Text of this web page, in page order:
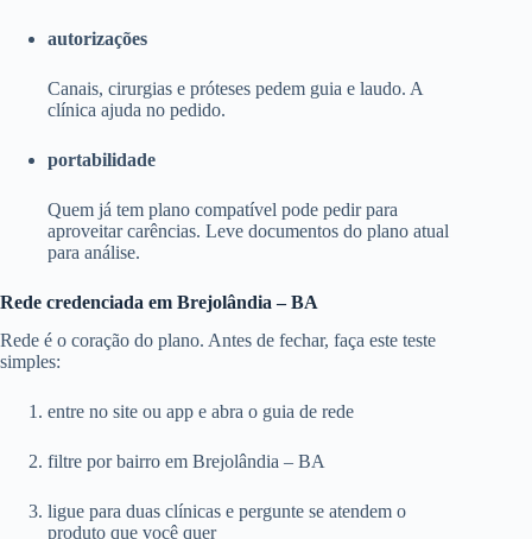
autorizações
Canais, cirurgias e próteses pedem guia e laudo. A
clínica ajuda no pedido.
portabilidade
Quem já tem plano compatível pode pedir para
aproveitar carências. Leve documentos do plano atual
para análise.
Rede credenciada em Brejolândia – BA
Rede é o coração do plano. Antes de fechar, faça este teste
simples:
entre no site ou app e abra o guia de rede
filtre por bairro em Brejolândia – BA
ligue para duas clínicas e pergunte se atendem o
produto que você quer